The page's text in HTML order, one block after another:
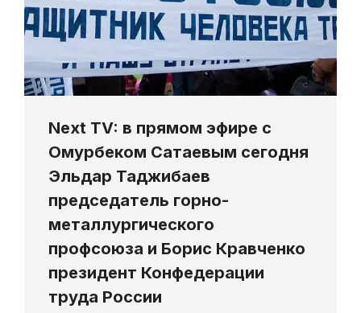
Next TV: в прямом эфире с
Омурбеком Сатаевым сегодня
Эльдар Таджибаев
председатель горно-
металлургического
профсоюза и Борис Кравченко
президент Конфедерации
труда России